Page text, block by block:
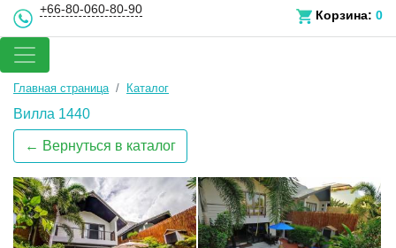
+66-80-060-80-90 Корзина: 0
Главная страница Каталог
Вилла 1440
← Вернуться в каталог